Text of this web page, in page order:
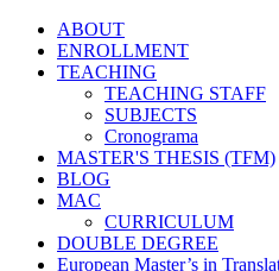
ABOUT
ENROLLMENT
TEACHING
TEACHING STAFF
SUBJECTS
Cronograma
MASTER'S THESIS (TFM)
BLOG
MAC
CURRICULUM
DOUBLE DEGREE
European Master’s in